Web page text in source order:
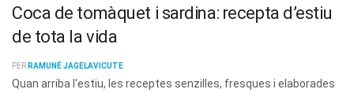
Coca de tomàquet i sardina: recepta d’estiu
de tota la vida
PER RAMUNÉ JAGELAVICUTE
Quan arriba l'estiu, les receptes senzilles, fresques i elaborades